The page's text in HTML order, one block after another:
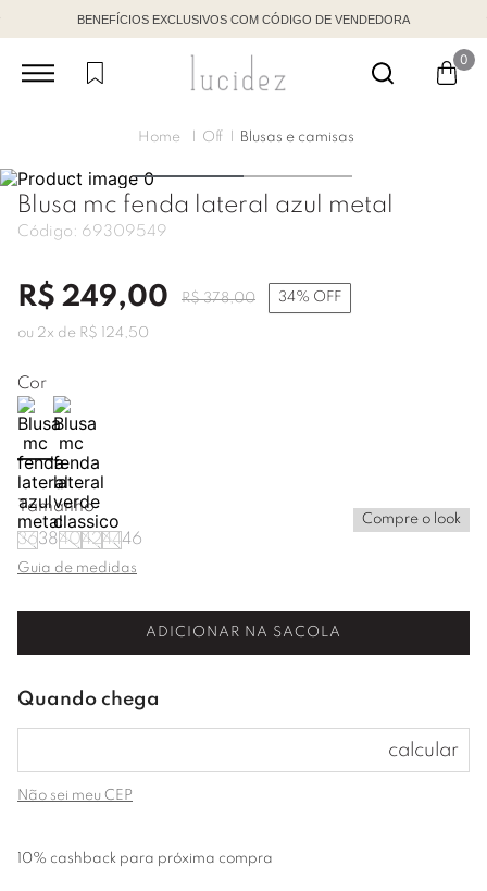
BENEFÍCIOS EXCLUSIVOS COM CÓDIGO DE VENDEDORA
0
Off Blusas e camisas
Blusa mc fenda lateral azul metal
Código: 69309549
R$ 249,00 R$ 378,00 34% OFF
ou 2x de R$ 124 ,50
Cor
Tamanho
363840424446
Compre o look
Guia de medidas
ADICIONAR NA SACOLA
Não sei meu CEP
10% cashback para próxima compra